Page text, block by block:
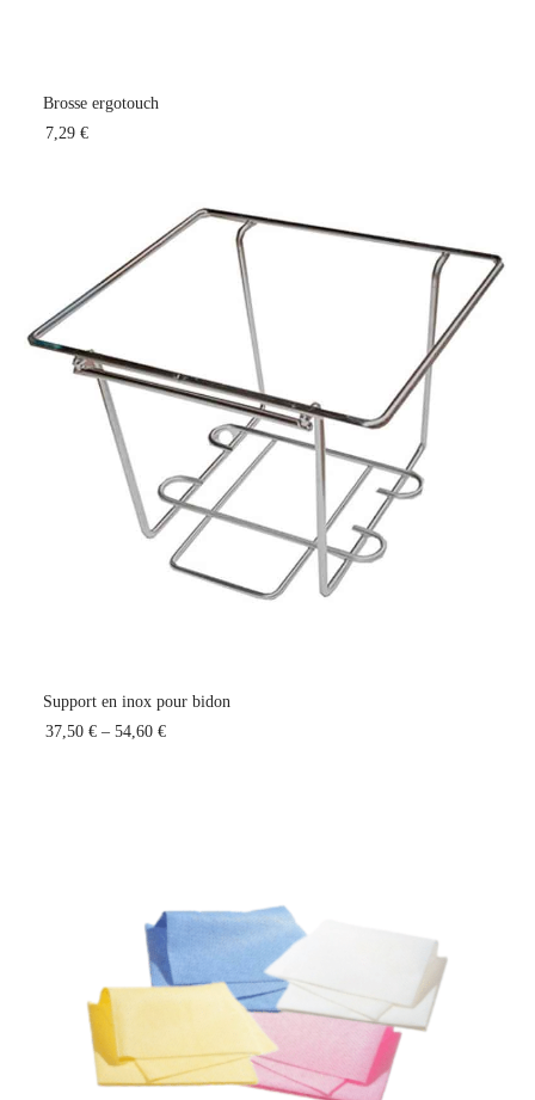
Brosse ergotouch
7,29 €
Support en inox pour bidon
37,50 €– 54,60 €